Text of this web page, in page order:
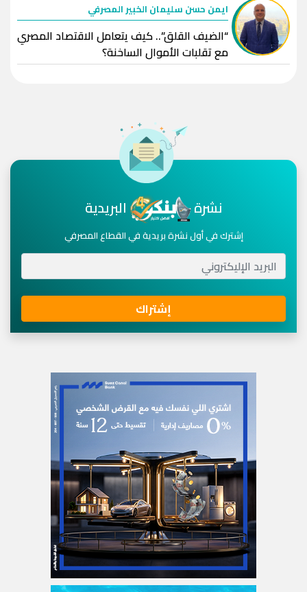
ايمن حسن سليمان الخبير المصرفي
“الضيف القلق”.. كيف يتعامل الاقتصاد المصري
مع تقلبات الأموال الساخنة؟
نشرة البريدية
إشترك في أول نشرة بريدية في القطاع المصرفي